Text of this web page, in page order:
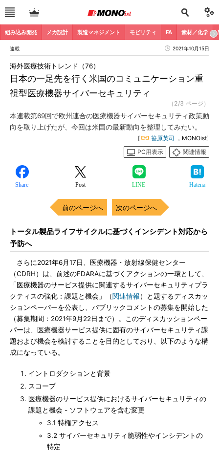
組み込み開発 メカ設計 製造マネジメント モビリティ FA 素材／化学
連載 2021年10月15日
日本の一足先を行く米国のコミュニケーション重
視型医療機器サイバーセキュリティ
海外医療技術トレンド（76）
（2/3 ページ）
本連載第69回で欧州連合の医療機器サイバーセキュリティ政策動
向を取り上げたが、今回は米国の最新動向を整理してみたい。
[ 笹原英司
，MONOist]
PC用表示
関連情報
Share Post LINE Hatena
前のページへ 次のページへ
トータル製品ライフサイクルに基づくインシデント対応から
予防へ
さらに2021年6月17日、医療機器・放射線保健センター
（CDRH）は、前述のFDARAに基づくアクションの一環として、
「医療機器のサービス提供に関連するサイバーセキュリティプラ
クティスの強化：課題と機会」（関連情報）と題するディスカッ
ションペーパーを公表し、パブリックコメントの募集を開始した
（募集期間：2021年9月22日まで）。このディスカッションペー
パーは、医療機器サービス提供に固有のサイバーセキュリティ課
題および機会を検討することを目的としており、以下のような構
成になっている。
イントロダクションと背景
スコープ
医療機器のサービス提供におけるサイバーセキュリティの
課題と機会 - ソフトウェアを含む変更
3.1 特権アクセス
3.2 サイバーセキュリティ脆弱性やインシデントの
特定